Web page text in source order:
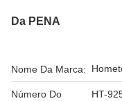
Da PENA
Nome Da Marca:
Número Do
HT-